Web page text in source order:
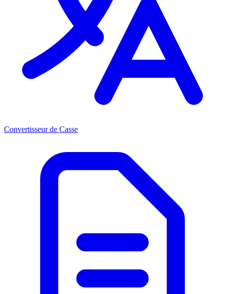
Convertisseur de Casse